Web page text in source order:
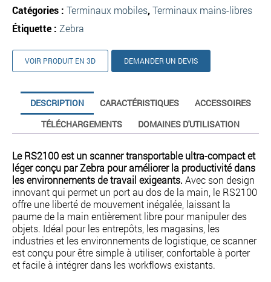
Catégories : Terminaux mobiles,Terminaux mains-libres
Étiquette : Zebra
VOIR PRODUIT EN 3D DEMANDER UN DEVIS
DESCRIPTION CARACTÉRISTIQUES
ACCESSOIRES
TÉLÉCHARGEMENTS
DOMAINES D'UTILISATION
Le RS2100 est un scanner transportable ultra-compact et
léger conçu par Zebra pour améliorer la productivité dans
les environnements de travail exigeants. Avec son design
innovant qui permet un port au dos de la main, le RS2100
offre une liberté de mouvement inégalée, laissant la
paume de la main entièrement libre pour manipuler des
objets. Idéal pour les entrepôts, les magasins, les
industries et les environnements de logistique, ce scanner
est conçu pour être simple à utiliser, confortable à porter
et facile à intégrer dans les workflows existants.